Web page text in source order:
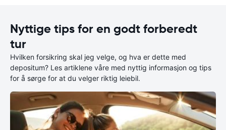
Nyttige tips for en godt forberedt
tur
Hvilken forsikring skal jeg velge, og hva er dette med
depositum? Les artiklene våre med nyttig informasjon og tips
for å sørge for at du velger riktig leiebil.